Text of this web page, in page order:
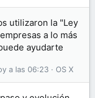
utilizaron la "Ley
a lo más
ayudarte
OS X
a las 06:23